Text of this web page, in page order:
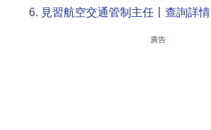
見習航空交通管制主任丨查詢詳情
廣告